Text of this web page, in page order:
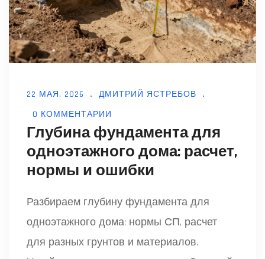
22 МАЯ, 2026
ДМИТРИЙ ЯСТРЕБОВ
0 КОММЕНТАРИИ
Глубина фундамента для
одноэтажного дома: расчет,
нормы и ошибки
Разбираем глубину фундамента для
одноэтажного дома: нормы СП, расчет
для разных грунтов и материалов.